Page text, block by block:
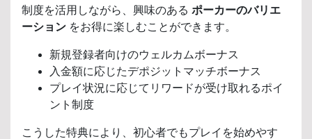
制度を活用しながら、興味のある ポーカーのバリエ
ーション をお得に楽しむことができます。
新規登録者向けのウェルカムボーナス
入金額に応じたデポジットマッチボーナス
プレイ状況に応じてリワードが受け取れるポイ
ント制度
こうした特典により、初心者でもプレイを始めやす